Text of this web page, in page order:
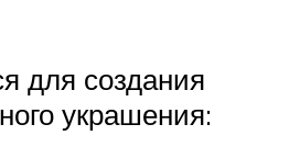
для создания
украшения: